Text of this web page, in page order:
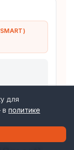
для
в политике